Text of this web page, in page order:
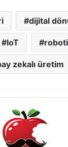
dijital
IoT
zekalı üretim